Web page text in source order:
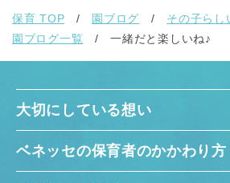
埼玉県
兵庫県
保育 TOP 園ブログ
その子らし
園ブログ一覧
一緒だと楽しいね♪
大切にしている想い
ベネッセの保育者のかかわり方